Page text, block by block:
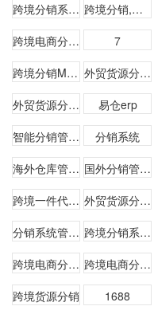
跨境分销系统,多级分销软件
跨境分销,跨境分销系统
跨境电商分销,跨境分销系统,M2B分销软件
7
跨境分销M2B
外贸货源分销管理系统
外贸货源分销管理软件
易仓erp
智能分销管理系统公司
分销系统
海外仓库管理体系供应商
国外分销管理专家公司
跨境一件代发系统
外贸货源分销系统
分销系统管理平台哪个好
跨境分销系统大概多少钱
跨境电商分销商城哪个好
跨境电商分销商城
跨境货源分销
1688